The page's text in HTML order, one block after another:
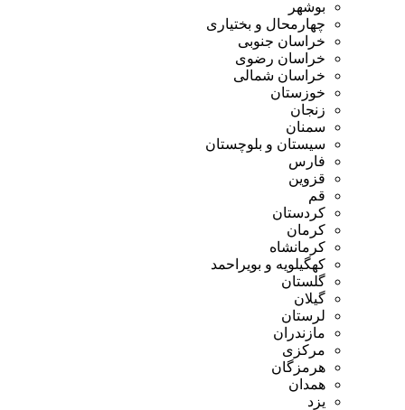
بوشهر
چهارمحال و بختیاری
خراسان جنوبی
خراسان رضوی
خراسان شمالی
خوزستان
زنجان
سمنان
سیستان و بلوچستان
فارس
قزوین
قم
کردستان
کرمان
کرمانشاه
کهگیلویه و بویراحمد
گلستان
گیلان
لرستان
مازندران
مرکزی
هرمزگان
همدان
یزد